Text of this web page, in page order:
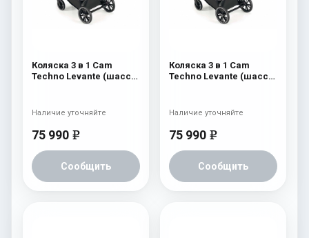
Коляска 3 в 1 Cam
Techno Levante (шасси
75 990 e
Сообщить
Наличие уточняйте
Коляска 3 в 1 Cam
Techno Levante (шасси
75 990 e
Сообщить
Наличие уточняйте